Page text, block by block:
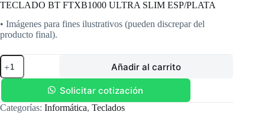
TECLADO BT FTXB1000 ULTRA SLIM ESP/PLATA
• Imágenes para fines ilustrativos (pueden discrepar del
producto final).
TECLADO
BT
FTXB1000
SLIM
ESP/PLATA
Añadir al carrito
Solicitar cotización
Categorías: Informática, Teclados